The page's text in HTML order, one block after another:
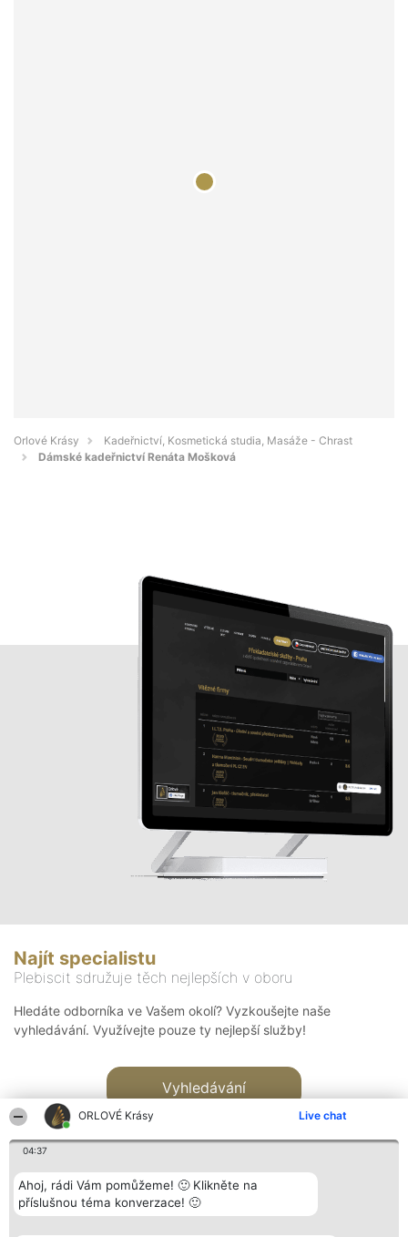
ORLOVÉ Krásy Live chat
04:37
Ahoj, rádi Vám pomůžeme! 🙂 Klikněte na
příslušnou téma konverzace! 🙂
Orlové Krásy
Kadeřnictví, Kosmetická studia, Masáže - Chrast
Dámské kadeřnictví Renáta Mošková
Najít specialistu
Plebiscit sdružuje těch nejlepších v oboru
Hledáte odborníka ve Vašem okolí? Vyzkoušejte naše
vyhledávání. Využívejte pouze ty nejlepší služby!
Vyhledávání
Bright Side Solutions sp. z o. Vítězové Kontakt